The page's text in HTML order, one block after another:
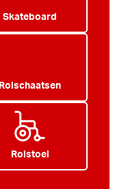
Skateboard
Rolschaatsen
Rolstoel